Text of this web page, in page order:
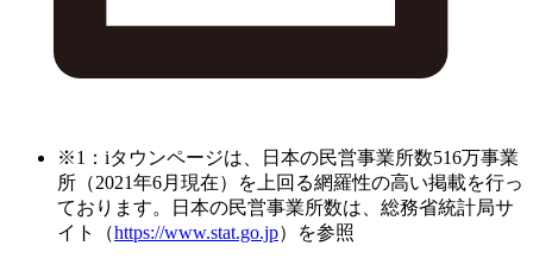
※1：iタウンページは、日本の民営事業所数516万事業
所（2021年6月現在）を上回る網羅性の高い掲載を行っ
ております。日本の民営事業所数は、総務省統計局サ
イト（https://www.stat.go.jp）を参照